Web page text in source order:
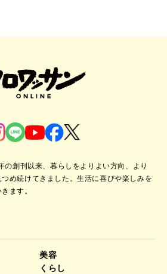
の創刊以来、暮らしをよりよい方向、より
め続けてきました。生活に喜びや楽しみを
ます。
美容
くらし